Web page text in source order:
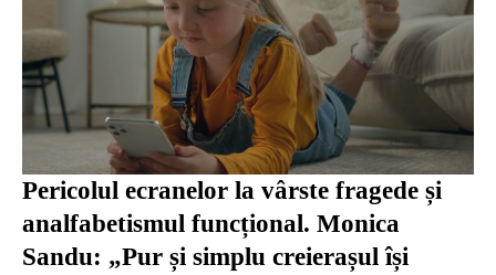
Pericolul ecranelor la vârste fragede și
analfabetismul funcțional. Monica
Sandu: „Pur și simplu creierașul își